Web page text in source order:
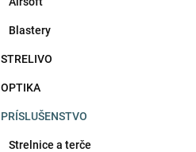
Blastery
STRELIVO
OPTIKA
PRÍSLUŠENSTVO
Strelnice a terče